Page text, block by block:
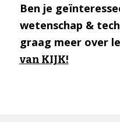
Ben je
wetenschap &
graag meer over
van KIJK!